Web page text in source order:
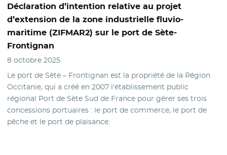
Déclaration d’intention relative au projet
d’extension de la zone industrielle fluvio-
maritime (ZIFMAR2) sur le port de Sète-
Frontignan
8 octobre 2025
Le port de Sète – Frontignan est la propriété de la Région
Occitanie, qui a créé en 2007 l’établissement public
régional Port de Sète Sud de France pour gérer ses trois
concessions portuaires : le port de commerce, le port de
pêche et le port de plaisance.